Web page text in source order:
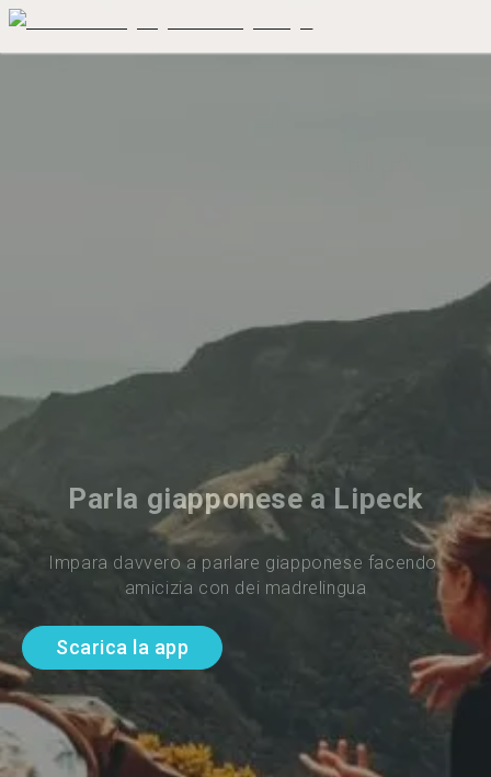
Parla giapponese a Lipeck
Impara davvero a parlare giapponese facendo
amicizia con dei madrelingua
Scarica la app